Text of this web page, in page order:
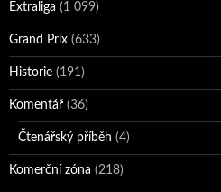
Extraliga (1 099)
Grand Prix (633)
Historie (191)
Komentář (36)
Čtenářský příběh (4)
Komerční zóna (218)